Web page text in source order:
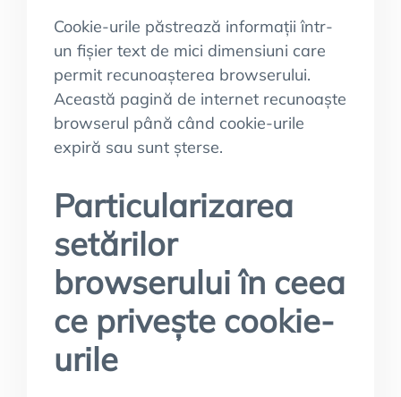
Cookie-urile păstrează informații într-
un fișier text de mici dimensiuni care
permit recunoașterea browserului.
Această pagină de internet recunoaște
browserul până când cookie-urile
expiră sau sunt șterse.
Particularizarea
setărilor
browserului în ceea
ce privește cookie-
urile